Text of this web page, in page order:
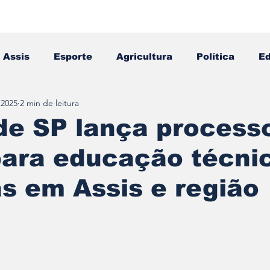
Assis Esporte Agricultura Política
SP lança
educação
em Assis e região
2 min de leitura